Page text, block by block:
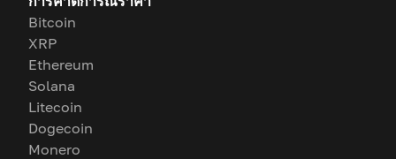
Bitcoin
XRP
Ethereum
Solana
Litecoin
Dogecoin
Monero